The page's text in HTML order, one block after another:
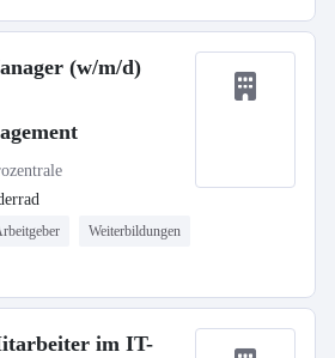
(w/m/d)
Weiterbildungen
im IT-